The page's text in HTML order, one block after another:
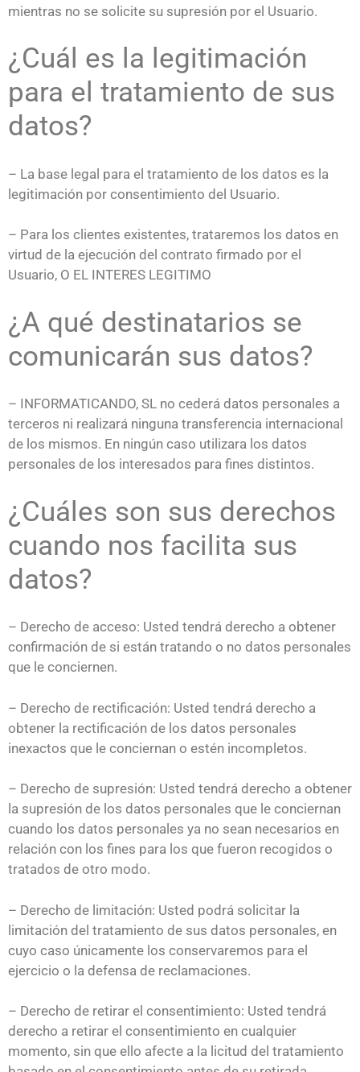
mientras no se solicite su supresión por el Usuario.
¿Cuál es la legitimación
para el tratamiento de sus
datos?
– La base legal para el tratamiento de los datos es la
legitimación por consentimiento del Usuario.
– Para los clientes existentes, trataremos los datos en
virtud de la ejecución del contrato firmado por el
Usuario, O EL INTERES LEGITIMO
¿A qué destinatarios se
comunicarán sus datos?
– INFORMATICANDO, SL no cederá datos personales a
terceros ni realizará ninguna transferencia internacional
de los mismos. En ningún caso utilizara los datos
personales de los interesados para fines distintos.
¿Cuáles son sus derechos
cuando nos facilita sus
datos?
– Derecho de acceso: Usted tendrá derecho a obtener
confirmación de si están tratando o no datos personales
que le conciernen.
– Derecho de rectificación: Usted tendrá derecho a
obtener la rectificación de los datos personales
inexactos que le conciernan o estén incompletos.
– Derecho de supresión: Usted tendrá derecho a obtener
la supresión de los datos personales que le conciernan
cuando los datos personales ya no sean necesarios en
relación con los fines para los que fueron recogidos o
tratados de otro modo.
– Derecho de limitación: Usted podrá solicitar la
limitación del tratamiento de sus datos personales, en
cuyo caso únicamente los conservaremos para el
ejercicio o la defensa de reclamaciones.
– Derecho de retirar el consentimiento: Usted tendrá
derecho a retirar el consentimiento en cualquier
momento, sin que ello afecte a la licitud del tratamiento